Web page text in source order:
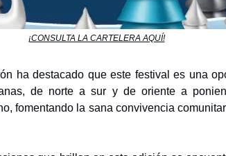
¡CONSULTA LA CARTELERA AQUÍ!
ha destacado que este festival es una
de norte a sur y de oriente a
fomentando la sana convivencia